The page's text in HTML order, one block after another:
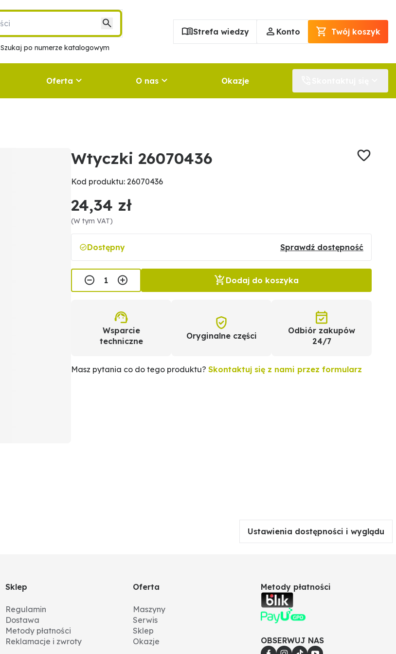
Szukaj po numerze katalogowym
Strefa wiedzy Konto Twój koszyk
Oferta O nas Okazje
Wtyczki 26070436
Kod produktu: 26070436
24,34 zł
(W tym VAT)
Dostępny Sprawdź dostępność
Dodaj do koszyka
Wsparcie
techniczne
Oryginalne części
Odbiór zakupów
24/7
Masz pytania co do tego produktu? Skontaktuj się z nami przez formularz
Ustawienia dostępności i wyglądu
Sklep
Regulamin
Dostawa
Metody płatności
Reklamacje i zwroty
Oferta
Maszyny
Serwis
Sklep
Okazje
Metody płatności
OBSERWUJ NAS